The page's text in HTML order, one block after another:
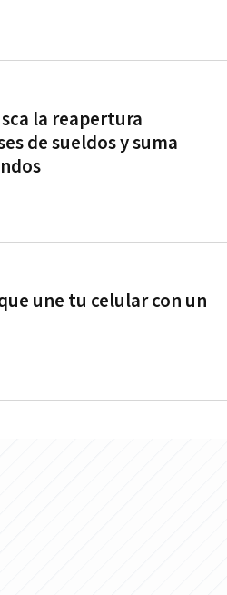
la reapertura
de sueldos y suma
une tu celular con un